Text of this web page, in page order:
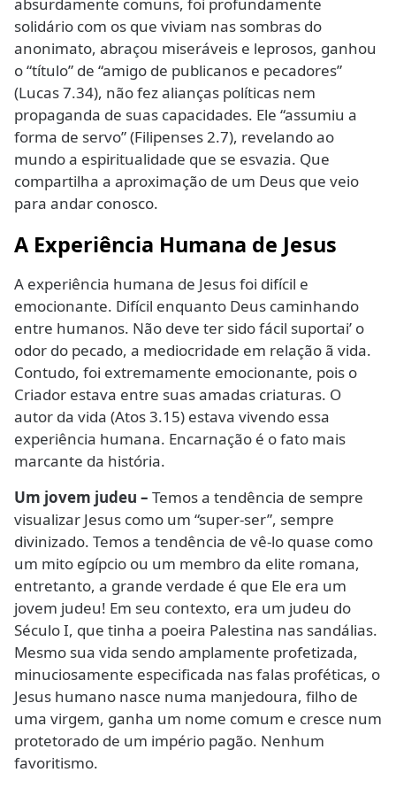
solidário com os que viviam nas sombras do
anonimato, abraçou miseráveis e leprosos, ganhou
o “título” de “amigo de publicanos e pecadores”
(Lucas 7.34), não fez alianças políticas nem
propaganda de suas capacidades. Ele “assumiu a
forma de servo” (Filipenses 2.7), revelando ao
mundo a espiritualidade que se esvazia. Que
compartilha a aproximação de um Deus que veio
para andar conosco.
A Experiência Humana de Jesus
A experiência humana de Jesus foi difícil e
emocionante. Difícil enquanto Deus caminhando
entre humanos. Não deve ter sido fácil suportai’ o
odor do pecado, a mediocridade em relação ã vida.
Contudo, foi extremamente emocionante, pois o
Criador estava entre suas amadas criaturas. O
autor da vida (Atos 3.15) estava vivendo essa
experiência humana. Encarnação é o fato mais
marcante da história.
Um jovem judeu – Temos a tendência de sempre
visualizar Jesus como um “super-ser”, sempre
divinizado. Temos a tendência de vê-lo quase como
um mito egípcio ou um membro da elite romana,
entretanto, a grande verdade é que Ele era um
jovem judeu! Em seu contexto, era um judeu do
Século I, que tinha a poeira Palestina nas sandálias.
Mesmo sua vida sendo amplamente profetizada,
minuciosamente especificada nas falas proféticas, o
Jesus humano nasce numa manjedoura, filho de
uma virgem, ganha um nome comum e cresce num
protetorado de um império pagão. Nenhum
favoritismo.